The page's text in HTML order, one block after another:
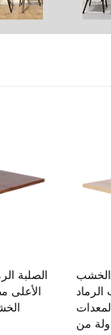
الصلبة
الأعلى
من